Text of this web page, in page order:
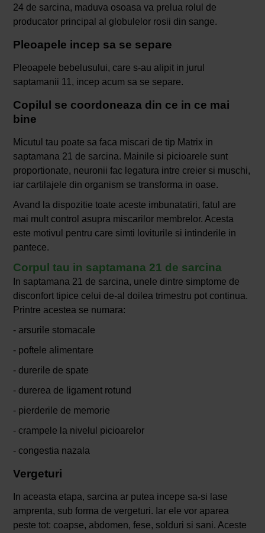
24 de sarcina, maduva osoasa va prelua rolul de
producator principal al globulelor rosii din sange.
Pleoapele incep sa se separe
Pleoapele bebelusului, care s-au alipit in jurul
saptamanii 11, incep acum sa se separe.
Copilul se coordoneaza din ce in ce mai
bine
Micutul tau poate sa faca miscari de tip Matrix in
saptamana 21 de sarcina. Mainile si picioarele sunt
proportionate, neuronii fac legatura intre creier si muschi,
iar cartilajele din organism se transforma in oase.
Avand la dispozitie toate aceste imbunatatiri, fatul are
mai mult control asupra miscarilor membrelor. Acesta
este motivul pentru care simti loviturile si intinderile in
pantece.
Corpul tau in saptamana 21 de sarcina
In saptamana 21 de sarcina, unele dintre simptome de
disconfort tipice celui de-al doilea trimestru pot continua.
Printre acestea se numara:
- arsurile stomacale
- poftele alimentare
- durerile de spate
- durerea de ligament rotund
- pierderile de memorie
- crampele la nivelul picioarelor
- congestia nazala
Vergeturi
In aceasta etapa, sarcina ar putea incepe sa-si lase
amprenta, sub forma de vergeturi. Iar ele vor aparea
peste tot: coapse, abdomen, fese, solduri si sani. Aceste